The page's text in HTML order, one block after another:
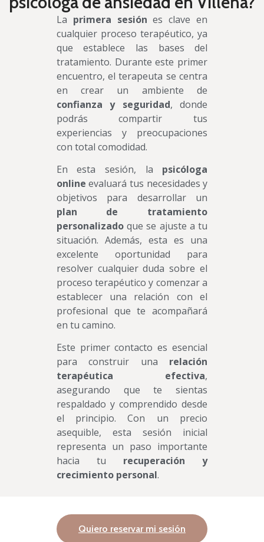
La primera sesión es clave en
cualquier proceso terapéutico, ya
que establece las bases del
tratamiento. Durante este primer
encuentro, el terapeuta se centra
en crear un ambiente de
confianza y seguridad, donde
podrás compartir tus
experiencias y preocupaciones
con total comodidad.
En esta sesión, la psicóloga
online evaluará tus necesidades y
objetivos para desarrollar un
plan de tratamiento
personalizadoque se ajuste a tu
situación. Además, esta es una
excelente oportunidad para
resolver cualquier duda sobre el
proceso terapéutico y comenzar a
establecer una relación con el
profesional que te acompañará
en tu camino.
Este primer contacto es esencial
para construir una relación
terapéutica efectiva,
asegurando que te sientas
respaldado y comprendido desde
el principio. Con un precio
asequible, esta sesión inicial
representa un paso importante
hacia tu recuperación y
crecimiento personal.
Quiero reservar mi sesión